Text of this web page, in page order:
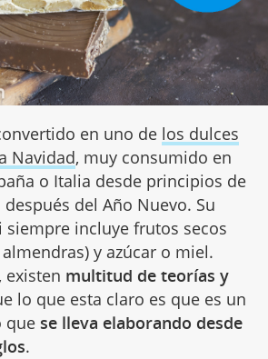
en uno de los dulces
Navidad, muy consumido en
o Italia desde principios de
del Año Nuevo. Su
siempre incluye frutos secos
y azúcar o miel.
existen multitud de teorías y
lo que esta claro es que es un
que se lleva elaborando desde
.